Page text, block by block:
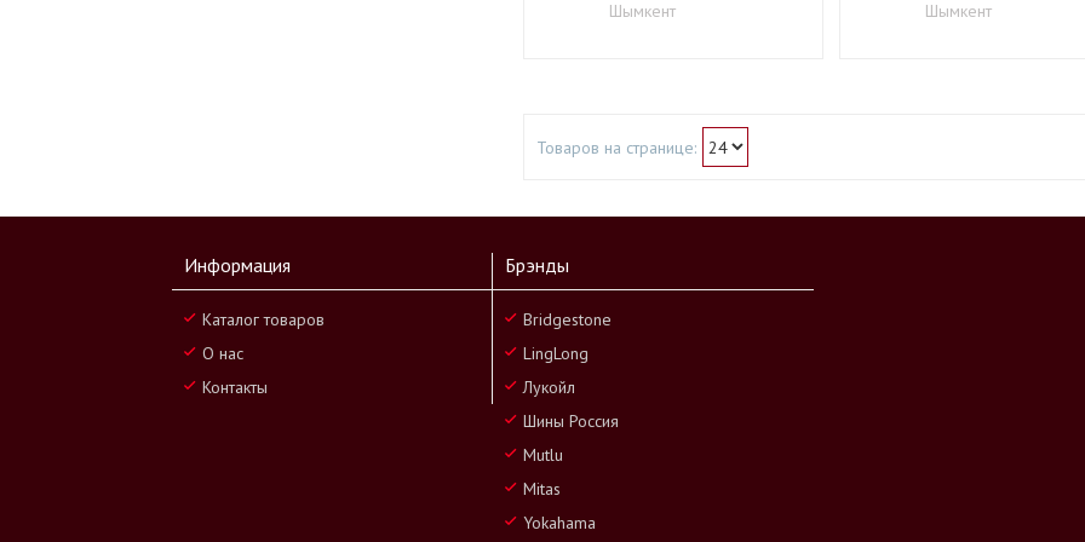
Шымкент
Шымкент
Информация
Каталог товаров
О нас
Контакты
Брэнды
Bridgestone
LingLong
Лукойл
Шины Россия
Mutlu
Mitas
Yokahama